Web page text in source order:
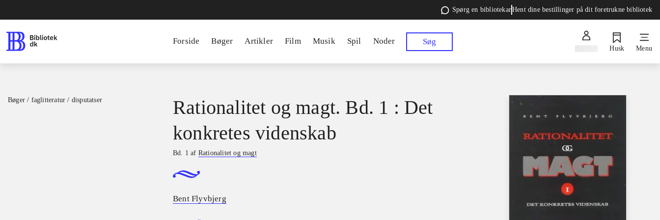
Spørg en bibliotekarHent dine bestillinger på dit foretrukne bibliotek
Forside Bøger Artikler Film Musik Spil Noder Søg
Husk Menu
Bøger / faglitteratur / disputatser
Rationalitet og magt. Bd. 1 : Det
konkretes videnskab
Bd. 1 af Rationalitet og magt
Bent Flyvbjerg